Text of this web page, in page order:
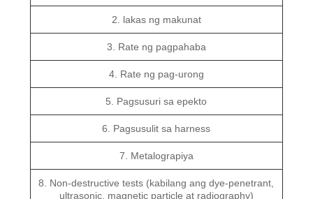
2. lakas ng makunat
3. Rate ng pagpahaba
4. Rate ng pag-urong
5. Pagsusuri sa epekto
6. Pagsusulit sa harness
7. Metalograpiya
8. Non-destructive tests (kabilang ang dye-penetrant,
ultrasonic, magnetic particle at radiography)